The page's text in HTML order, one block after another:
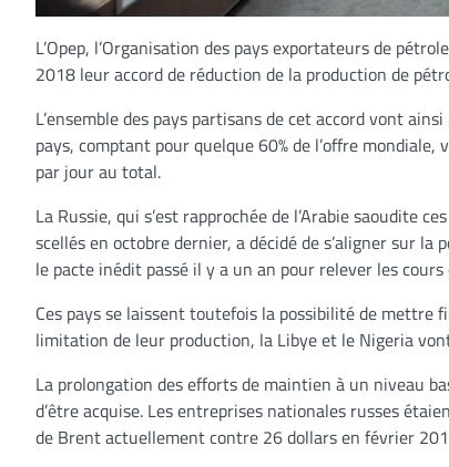
L’Opep, l’Organisation des pays exportateurs de
2018 leur accord de réduction de la production de
L’ensemble des pays partisans de cet accord vont
pays, comptant pour quelque 60% de l’offre
par jour au total.
La Russie, qui s’est rapprochée de l’Arabie saoudite
scellés en octobre dernier, a décidé de s’aligner sur
le pacte inédit passé il y a un an pour relever les
Ces pays se laissent toutefois la possibilité de mettre
limitation de leur production, la Libye et le Nigeria
La prolongation des efforts de maintien à un niveau
d’être acquise. Les entreprises nationales russes
de Brent actuellement contre 26 dollars en février